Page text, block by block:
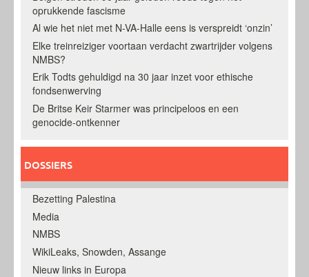
oprukkende fascisme
Al wie het niet met N-VA-Halle eens is verspreidt ‘onzin’
Elke treinreiziger voortaan verdacht zwartrijder volgens
NMBS?
Erik Todts gehuldigd na 30 jaar inzet voor ethische
fondsenwerving
De Britse Keir Starmer was principeloos en een
genocide-ontkenner
DOSSIERS
Bezetting Palestina
Media
NMBS
WikiLeaks, Snowden, Assange
Nieuw links in Europa